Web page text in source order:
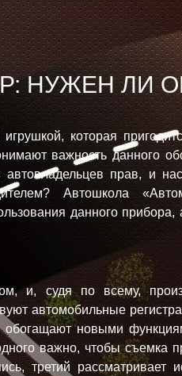
НУЖЕН ЛИ
которая
важность данного
прав, и
Автошкола
данного
и, судя по всему,
автомобильные
обогащают новыми
важно, чтобы съемка
третий рассматривает